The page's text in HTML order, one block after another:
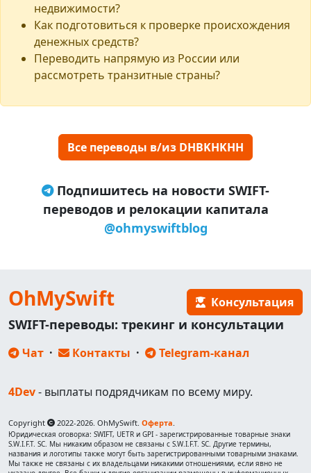
недвижимости?
Как подготовиться к проверке происхождения
денежных средств?
Переводить напрямую из России или
рассмотреть транзитные страны?
Все переводы в/из DHBKHKHH
Подпишитесь на новости SWIFT-
переводов и релокации капитала
@ohmyswiftblog
OhMySwift Консультация
SWIFT-переводы: трекинг и консультации
Чат · Контакты · Telegram-канал
4Dev- выплаты подрядчикам по всему миру.
Copyright 2022-2026. OhMySwift. Оферта.
Юридическая оговорка: SWIFT, UETR и GPI - зарегистрированные товарные знаки
S.W.I.F.T. SC. Мы никаким образом не связаны с S.W.I.F.T. SC. Другие термины,
названия и логотипы также могут быть зарегистрированными товарными знаками.
Мы также не связаны с их владельцами никакими отношениями, если явно не